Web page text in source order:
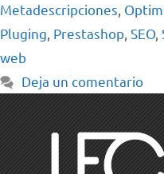
Metadescripciones,
Pluging, Prestashop, SEO,
web
Deja un comentario